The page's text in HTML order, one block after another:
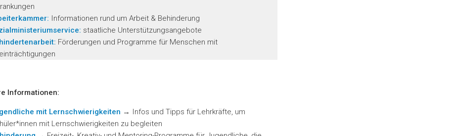
Informationen rund um Arbeit & Behinderung
staatliche Unterstützungsangebote
Förderungen und Programme für Menschen mit
Informationen:
mit Lernschwierigkeiten →
Infos und Tipps für Lehrkräfte, um
mit Lernschwierigkeiten zu begleiten